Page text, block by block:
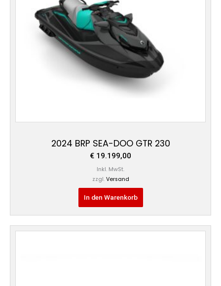
2024 BRP SEA-DOO GTR 230
€ 19.199,00
Inkl. MwSt.
zzgl. Versand
In den Warenkorb